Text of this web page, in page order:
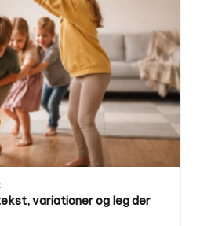
variationer og leg der